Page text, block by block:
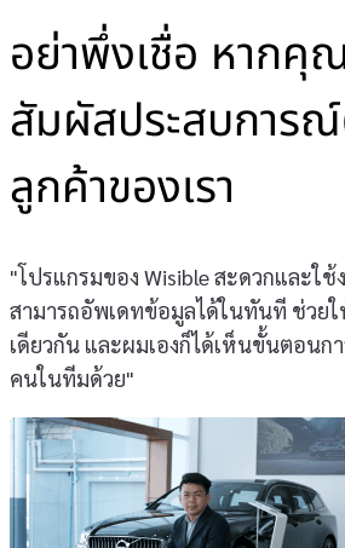
อย่าพึ่งเชื่อ หากคุ
สัมผัสประสบการ
ลูกค้าของเรา
"โปรแกรมของ Wisible สะดวกและใช้
สามารถอัพเดทข้อมูลได้ในทันที ช่วย
เดียวกัน และผมเองก็ได้เห็นขั้นตอนก
คนในทีมด้วย"